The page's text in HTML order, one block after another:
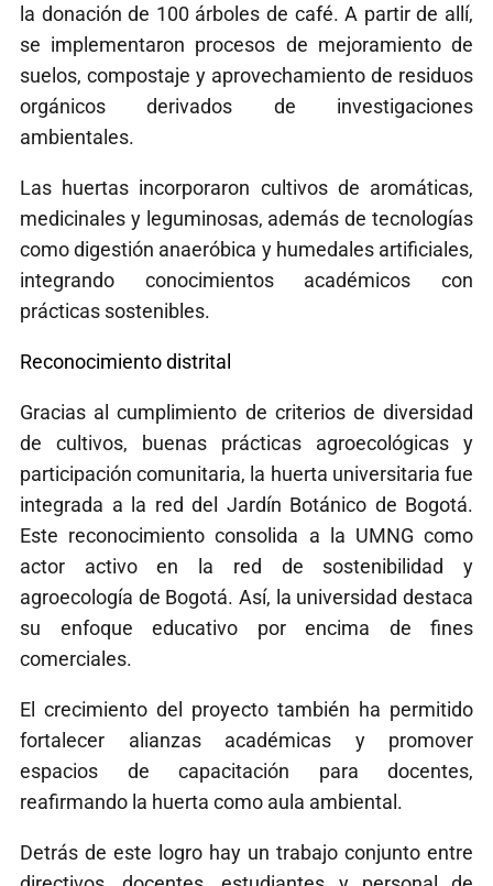
la donación de 100 árboles de café. A partir de allí,
se implementaron procesos de mejoramiento de
suelos, compostaje y aprovechamiento de residuos
orgánicos derivados de investigaciones
ambientales.
Las huertas incorporaron cultivos de aromáticas,
medicinales y leguminosas, además de tecnologías
como digestión anaeróbica y humedales artificiales,
integrando conocimientos académicos con
prácticas sostenibles.
Reconocimiento distrital
Gracias al cumplimiento de criterios de diversidad
de cultivos, buenas prácticas agroecológicas y
participación comunitaria, la huerta universitaria fue
integrada a la red del Jardín Botánico de Bogotá.
Este reconocimiento consolida a la UMNG como
actor activo en la red de sostenibilidad y
agroecología de Bogotá. Así, la universidad destaca
su enfoque educativo por encima de fines
comerciales.
El crecimiento del proyecto también ha permitido
fortalecer alianzas académicas y promover
espacios de capacitación para docentes,
reafirmando la huerta como aula ambiental.
Detrás de este logro hay un trabajo conjunto entre